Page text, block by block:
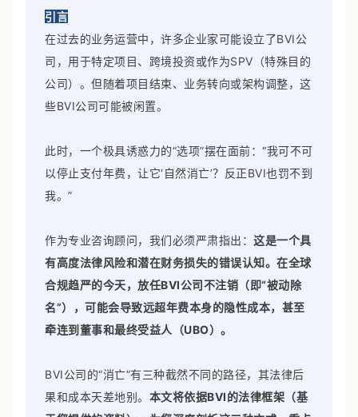
引言
在过去的业务运营中，许多企业家可能设立了BVI公
司，用于特定项目、跨境投资或作为SPV（特殊目的
公司）。但随着项目结束、业务转向或架构调整，这
些BVI公司可能被闲置。
此时，一个极具诱惑力的“选项”摆在面前：“我可不可
以停止支付年费，让它‘自然消亡’？反正BVI也罚不到
我。”
作为专业咨询顾问，我们必须严肃指出： 这是一个具
有高度法律风险和潜在财务损失的错误认知。在全球
合规趋严的今天，放任BVI公司不注销（即“被动除
名”），可能会导致远超年费本身的隐性成本，甚至
牵连到董事和最终受益人（UBO）。
BVI公司的“消亡”有三种截然不同的路径，其法律后
果和成本天差地别。 本文将依据BVI的法律框架（基